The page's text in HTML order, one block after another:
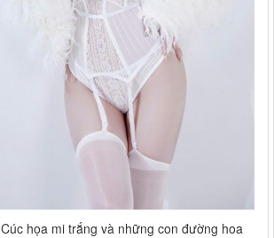
Cúc họa mi trắng và những con đường hoa